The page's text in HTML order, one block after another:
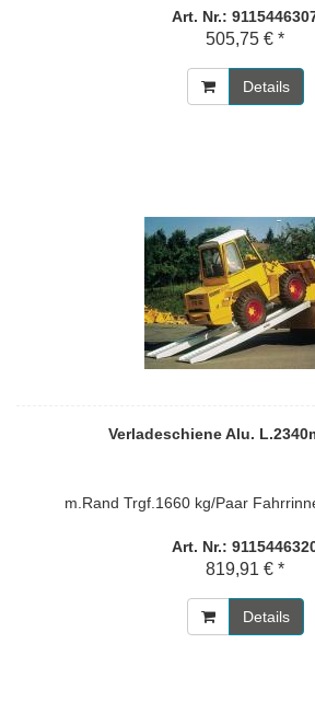
Art. Nr.:
505,75 € *
Details
Verladeschiene Alu.
m.Rand Trgf.1660 kg/Paar
Art. Nr.:
819,91 € *
Details